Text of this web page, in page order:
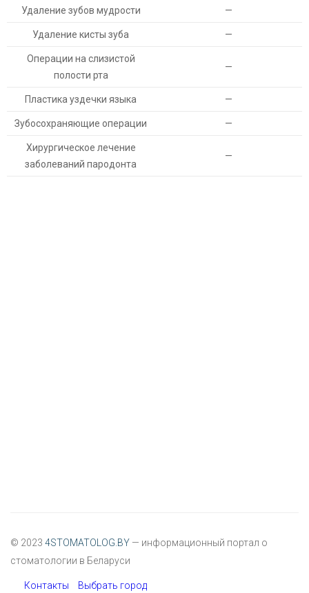
Удаление зубов мудрости —
Удаление кисты зуба —
Операции на слизистой
полости рта
—
Пластика уздечки языка —
Зубосохраняющие операции —
Хирургическое лечение
заболеваний пародонта
—
© 2023 4STOMATOLOG.BY — информационный портал о
стоматологии в Беларуси
Контакты Выбрать город